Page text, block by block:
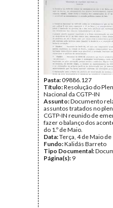
Pasta:09886.127
Título:Resolução do
Nacional da CGTP-IN
Assunto:Documento
assuntos tratados no
CGTP-IN reunido de
fazer o balanço dos
do 1.º de Maio.
Data:Terça, 4 de Maio
Fundo:Kalidás Barreto
Tipo Documental:
Página(s): 9